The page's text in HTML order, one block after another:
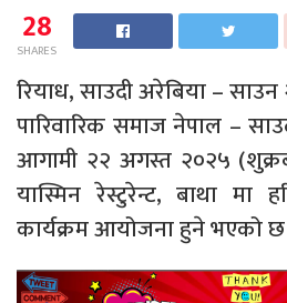
28
SHARES
रियाध, साउदी अरेबिया – साउन
पारिवारिक समाज नेपाल –
आगामी २२ अगस्त २०२५
यास्मिन रेस्टुरेन्ट, बाथा मा
कार्यक्रम आयोजना हुने भएको